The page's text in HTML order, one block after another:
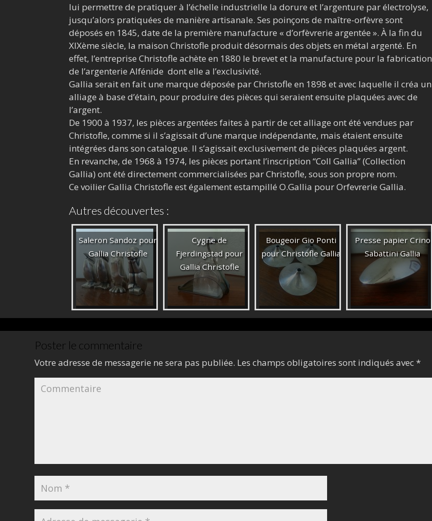
lui permettre de pratiquer à l’échelle industrielle la dorure et l’argenture par électrolyse,
jusqu’alors pratiquées de manière artisanale. Ses poinçons de maître-orfèvre sont
déposés en 1845, date de la première manufacture « d’orfèvrerie argentée ». À la fin du
XIXèmesiècle, la maison Christofle produit désormais des objets en métal argenté. En
effet, l’entreprise Christofle achète en 1880 le brevet et la manufacture pour la fabrication
de l’argenterie Alfénide dont elle a l’exclusivité.
Gallia serait en fait une marque déposée par Christofle en 1898 et avec laquelle il créa un
alliage à base d’étain, pour produire des pièces qui seraient ensuite plaquées avec de
l’argent.
De 1900 à 1937, les pièces argentées faites à partir de cet alliage ont été vendues par
Christofle, comme si il s’agissait d’une marque indépendante, mais étaient ensuite
intégrées dans son catalogue. Il s’agissait exclusivement de pièces plaquées argent.
En revanche, de 1968 à 1974, les pièces portant l’inscription “Coll Gallia” (Collection
Gallia) ont été directement commercialisées par Christofle, sous son propre nom.
Ce voilier Gallia Christofle est également estampillé O.Gallia pour Orfevrerie Gallia.
Autres découvertes :
Saleron Sandoz pour
Gallia Christofle
Cygne de
Fjerdingstad pour
Gallia Christofle
Bougeoir Gio Ponti
pour Christofle Gallia
Presse papier Crino
Sabattini Gallia
Poster le commentaire
Votre adresse de messagerie ne sera pas publiée. Les champs obligatoires sont indiqués avec*